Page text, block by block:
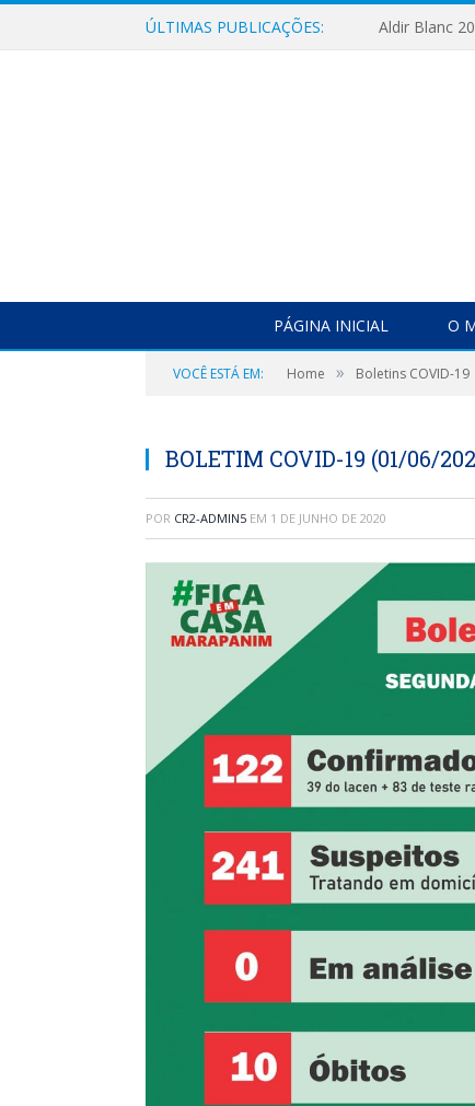
ÚLTIMAS PUBLICAÇÕES: Aldir Blanc
PÁGINA INICIAL O
VOCÊ ESTÁ EM: Home » Boletins COVID-19
BOLETIM COVID-19 (01/06/
POR CR2-ADMIN5 EM 1 DE JUNHO DE 2020